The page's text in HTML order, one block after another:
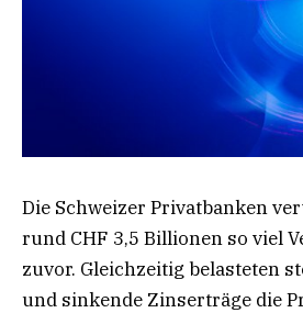
Die Schweizer Privatbanken
rund CHF 3,5 Billionen so viel
zuvor. Gleichzeitig belasteten
und sinkende Zinserträge die